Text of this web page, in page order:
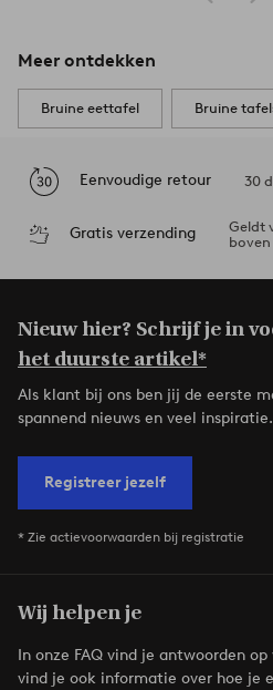
Meer ontdekken
Bruine eettafel Bruine
Eenvoudige retour 30
Gratis verzending
Geldt
boven
Nieuw hier? Schrijf je in
het duurste artikel*
Als klant bij ons ben jij de eerste
spannend nieuws en veel inspiratie.
Registreer jezelf
* Zie actievoorwaarden bij registratie
Wij helpen je
In onze FAQ vind je antwoorden
vind je ook informatie over hoe je